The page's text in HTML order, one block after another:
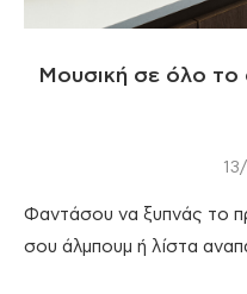
Μουσική σε όλο το
Φαντάσου να ξυπνάς το
σου άλμπουμ ή λίστα